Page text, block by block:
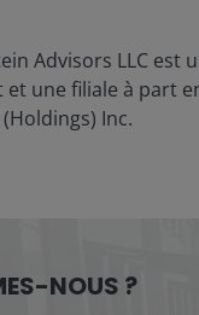
Advisors LLC est
une filiale à part
Inc.
NOUS ?